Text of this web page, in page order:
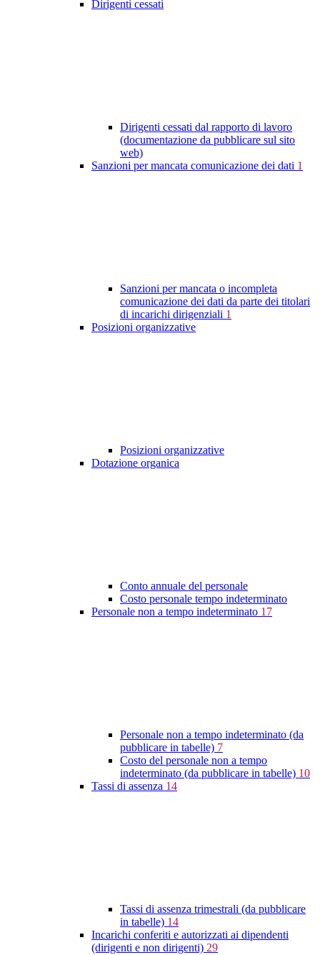
Dirigenti cessati
Dirigenti cessati dal rapporto di lavoro
(documentazione da pubblicare sul sito
web)
Sanzioni per mancata comunicazione dei dati 1
Sanzioni per mancata o incompleta
comunicazione dei dati da parte dei titolari
di incarichi dirigenziali 1
Posizioni organizzative
Posizioni organizzative
Dotazione organica
Conto annuale del personale
Costo personale tempo indeterminato
Personale non a tempo indeterminato 17
Personale non a tempo indeterminato (da
pubblicare in tabelle) 7
Costo del personale non a tempo
indeterminato (da pubblicare in tabelle) 10
Tassi di assenza 14
Tassi di assenza trimestrali (da pubblicare
in tabelle) 14
Incarichi conferiti e autorizzati ai dipendenti
(dirigenti e non dirigenti) 29